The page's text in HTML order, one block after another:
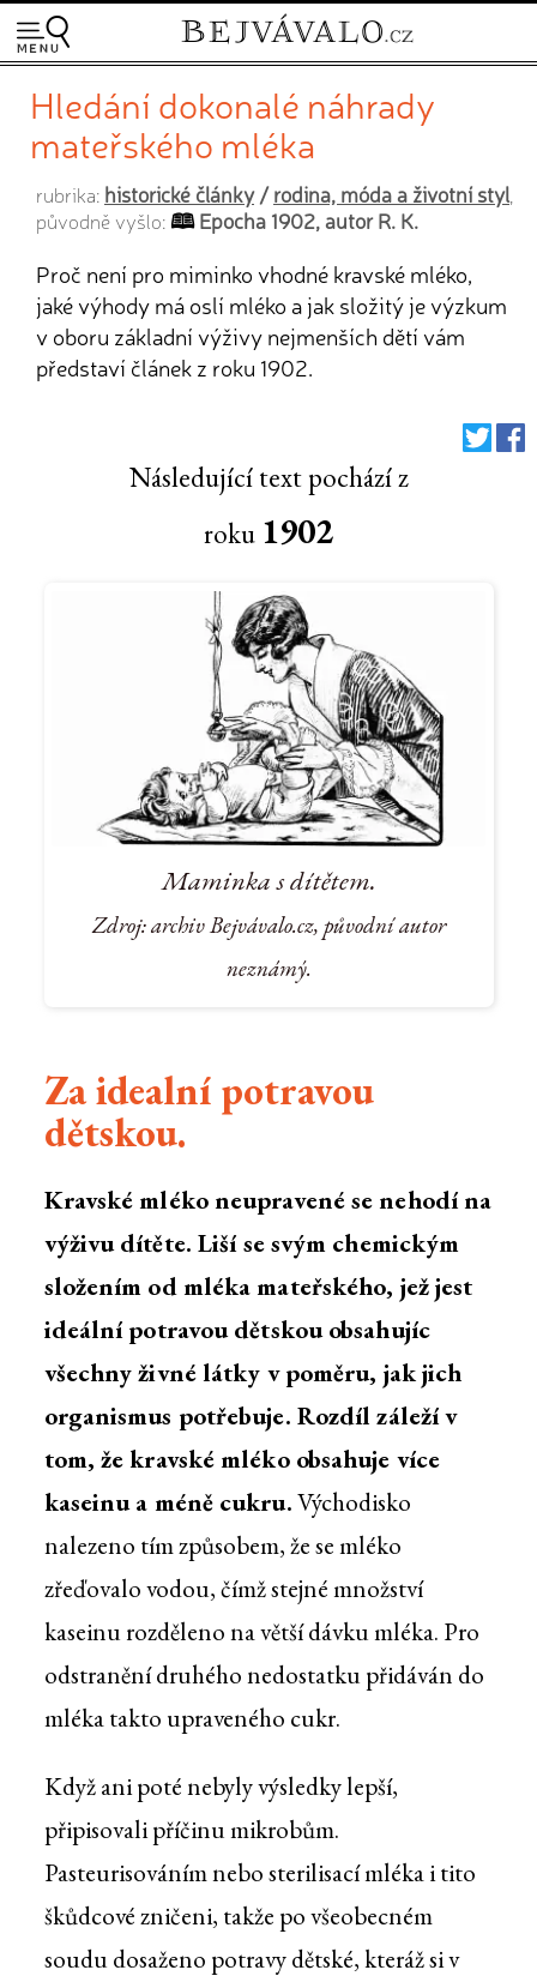
Hledání dokonalé náhrady
mateřského mléka
rubrika: historické články/rodina, móda a životní styl
původně vyšlo:
Epocha 1902, autor R. K.
Proč není pro miminko vhodné kravské mléko,
jaké výhody má oslí mléko a jak složitý je výzkum
v oboru základní výživy nejmenších dětí vám
představí článek z roku 1902.
Následující text pochází z
roku 1902
Maminka s dítětem.
Zdroj: archiv Bejvávalo.cz, původní autor
neznámý.
Za idealní potravou
dětskou.
Kravské mléko neupravené se nehodí na
výživu dítěte. Liší se svým chemickým
složením od mléka mateřského, jež jest
ideální potravou dětskou obsahujíc
všechny živné látky v poměru, jak jich
organismus potřebuje. Rozdíl záleží v
tom, že kravské mléko obsahuje více
kaseinu a méně cukru.Východisko
nalezeno tím způsobem, že se mléko
zřeďovalo vodou, čímž stejné množství
kaseinu rozděleno na větší dávku mléka. Pro
odstranění druhého nedostatku přidáván do
mléka takto upraveného cukr.
Když ani poté nebyly výsledky lepší,
připisovali příčinu mikrobům.
Pasteurisováním nebo sterilisací mléka i tito
škůdcové zničeni, takže po všeobecném
soudu dosaženo potravy dětské, kteráž si v